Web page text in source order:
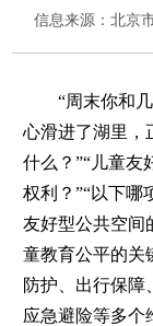
信息来源： 北京
“周末你和几
心滑进了湖里，
什么？”“儿童友
权利？”“以下哪
友好型公共空间
童教育公平的
防护、出行保障
应急避险等多个